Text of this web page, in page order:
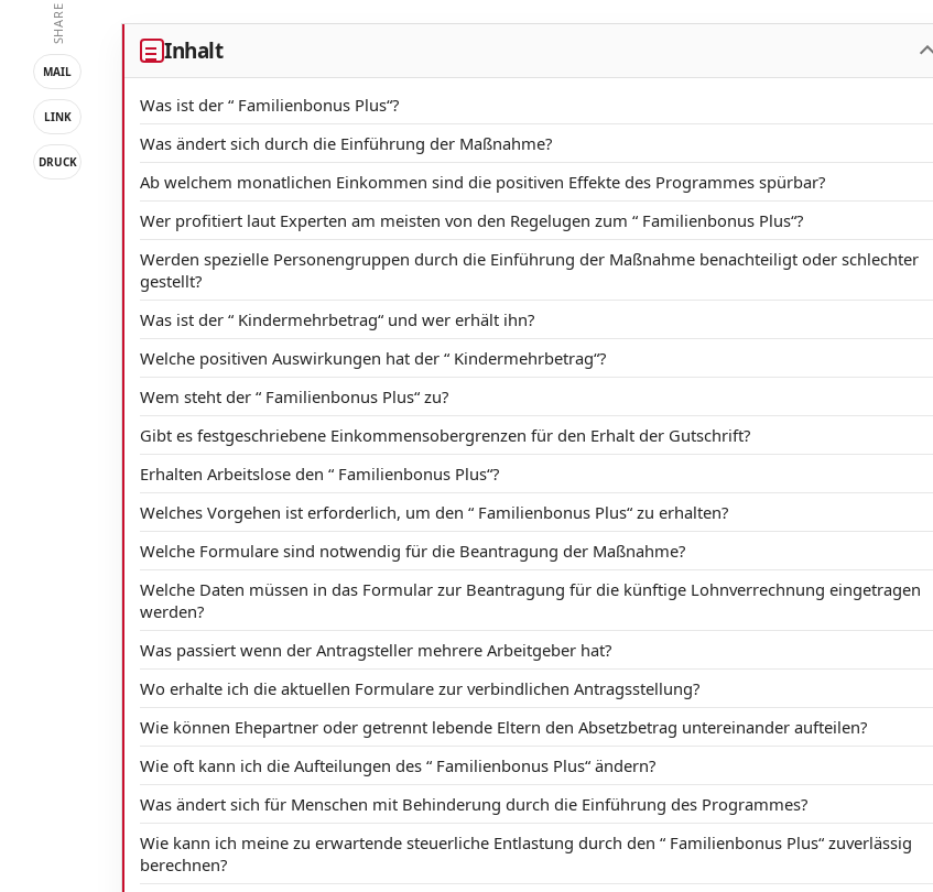
SHARE
MAIL
LINK
DRUCK
Inhalt
Was ist der “ Familienbonus Plus“?
Was ändert sich durch die Einführung der Maßnahme?
Ab welchem monatlichen Einkommen sind die positiven Effekte des Programmes spürbar?
Wer profitiert laut Experten am meisten von den Regelugen zum “ Familienbonus Plus“?
Werden spezielle Personengruppen durch die Einführung der Maßnahme benachteiligt oder schlechter
gestellt?
Was ist der “ Kindermehrbetrag“ und wer erhält ihn?
Welche positiven Auswirkungen hat der “ Kindermehrbetrag“?
Wem steht der “ Familienbonus Plus“ zu?
Gibt es festgeschriebene Einkommensobergrenzen für den Erhalt der Gutschrift?
Erhalten Arbeitslose den “ Familienbonus Plus“?
Welches Vorgehen ist erforderlich, um den “ Familienbonus Plus“ zu erhalten?
Welche Formulare sind notwendig für die Beantragung der Maßnahme?
Welche Daten müssen in das Formular zur Beantragung für die künftige Lohnverrechnung eingetragen
werden?
Was passiert wenn der Antragsteller mehrere Arbeitgeber hat?
Wo erhalte ich die aktuellen Formulare zur verbindlichen Antragsstellung?
Wie können Ehepartner oder getrennt lebende Eltern den Absetzbetrag untereinander aufteilen?
Wie oft kann ich die Aufteilungen des “ Familienbonus Plus“ ändern?
Was ändert sich für Menschen mit Behinderung durch die Einführung des Programmes?
Wie kann ich meine zu erwartende steuerliche Entlastung durch den “ Familienbonus Plus“ zuverlässig
berechnen?